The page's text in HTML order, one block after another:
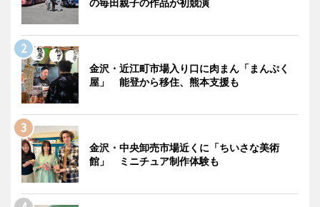
金沢・近江町市場入り口に肉まん「まんぷく
屋」 能登から移住、熊本支援も
金沢・中央卸売市場近くに「ちいさな美術
館」 ミニチュア制作体験も